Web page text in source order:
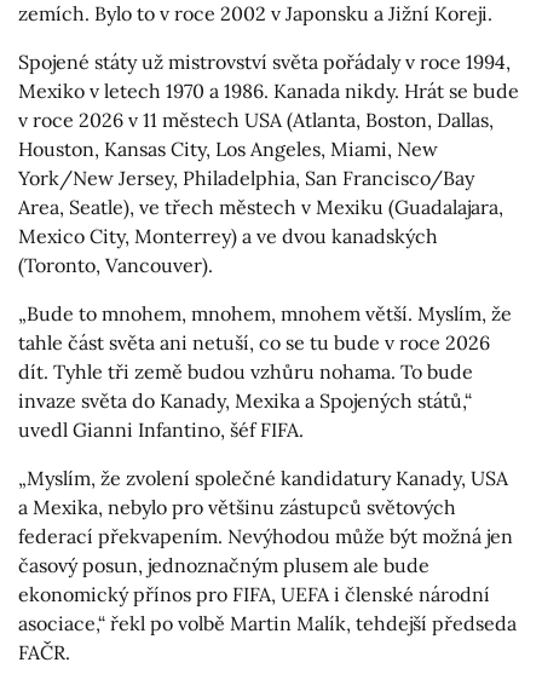
zemích. Bylo to v roce 2002 v Japonsku a Jižní Koreji.
Spojené státy už mistrovství světa pořádaly v roce 1994,
Mexiko v letech 1970 a 1986. Kanada nikdy. Hrát se bude
v roce 2026 v 11 městech USA (Atlanta, Boston, Dallas,
Houston, Kansas City, Los Angeles, Miami, New
York/New Jersey, Philadelphia, San Francisco/Bay
Area, Seatle), ve třech městech v Mexiku (Guadalajara,
Mexico City, Monterrey) a ve dvou kanadských
(Toronto, Vancouver).
„Bude to mnohem, mnohem, mnohem větší. Myslím, že
tahle část světa ani netuší, co se tu bude v roce 2026
dít. Tyhle tři země budou vzhůru nohama. To bude
invaze světa do Kanady, Mexika a Spojených států,“
uvedl Gianni Infantino, šéf FIFA.
„Myslím, že zvolení společné kandidatury Kanady, USA
a Mexika, nebylo pro většinu zástupců světových
federací překvapením. Nevýhodou může být možná jen
časový posun, jednoznačným plusem ale bude
ekonomický přínos pro FIFA, UEFA i členské národní
asociace,“ řekl po volbě Martin Malík, tehdejší předseda
FAČR.